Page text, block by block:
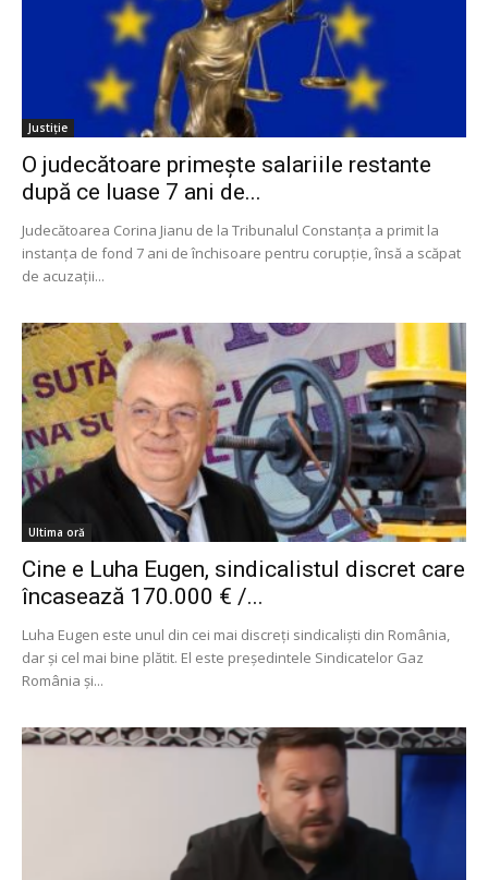
Justiție
O judecătoare primește salariile restante
după ce luase 7 ani de...
Judecătoarea Corina Jianu de la Tribunalul Constanța a primit la
instanța de fond 7 ani de închisoare pentru corupție, însă a scăpat
de acuzații...
Ultima oră
Cine e Luha Eugen, sindicalistul discret care
încasează 170.000 € /...
Luha Eugen este unul din cei mai discreți sindicaliști din România,
dar și cel mai bine plătit. El este președintele Sindicatelor Gaz
România și...